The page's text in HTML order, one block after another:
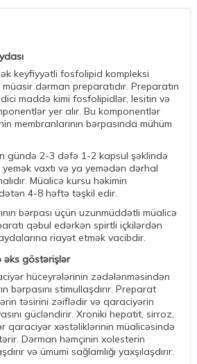
keyfiyyətli fosfolipid kompleksi
müasir dərman preparatıdır. Preparatın
maddə kimi fosfolipidlər, lesitin və
yer alır. Bu komponentlər
membranlarının bərpasında mühüm
gündə 2-3 dəfə 1-2 kapsul şəklində
vaxtı və ya yemədən dərhal
Müalicə kursu həkimin
4-8 həftə təşkil edir.
bərpası üçün uzunmüddətli müalicə
qəbul edərkən spirtli içkilərdən
riayət etmək vacibdir.
əks göstərişlər
hüceyrələrinin zədələnməsindən
bərpasını stimullaşdırır. Preparat
təsirini zəiflədir və qaraciyərin
gücləndirir. Xroniki hepatit, sirroz,
qaraciyər xəstəliklərinin müalicəsində
Dərman həmçinin xolesterin
və ümumi sağlamlığı yaxşılaşdırır.